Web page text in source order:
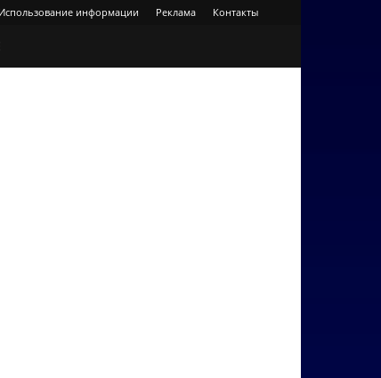
Использование информации Реклама Контакты